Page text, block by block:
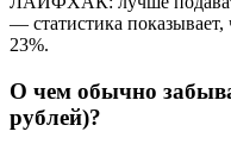
— статистика
23%.
О чем обычно
рублей)?